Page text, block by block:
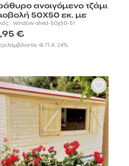
ανοιγόμενο τζάμι
50Χ50 εκ. με
window-shed-50χ50-51
€
Φ.Π.Α. 24%